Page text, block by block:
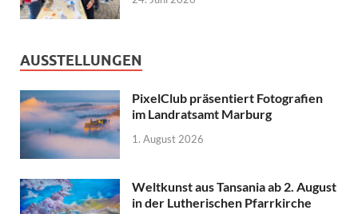
AUSSTELLUNGEN
PixelClub präsentiert Fotografien
im Landratsamt Marburg
1. August 2026
Weltkunst aus Tansania ab 2. August
in der Lutherischen Pfarrkirche